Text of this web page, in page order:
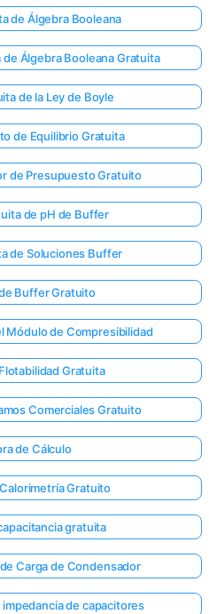
de Álgebra Booleana
Álgebra Booleana Gratuita
de la Ley de Boyle
de Equilibrio Gratuita
de Presupuesto Gratuito
de pH de Buffer
de Soluciones Buffer
Buffer Gratuito
Módulo de Compresibilidad
Gratuita
Comerciales Gratuito
de Cálculo
Gratuito
gratuita
Carga de Condensador
de capacitores